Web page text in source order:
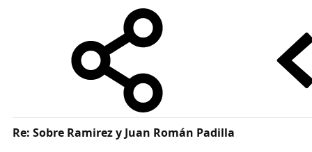
Re: Sobre Ramirez y Juan Román Padilla